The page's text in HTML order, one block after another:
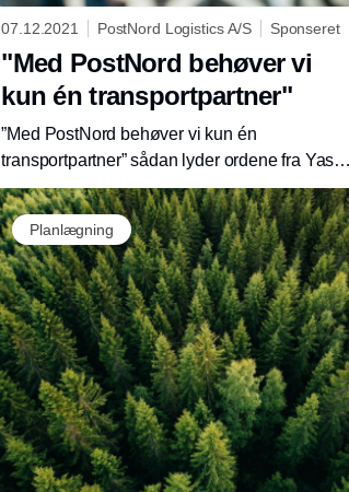
07.12.2021 PostNord Logistics A/S Sponseret
"Med PostNord behøver vi
kun én transportpartner"
”Med PostNord behøver vi kun én
transportpartner” sådan lyder ordene fra Yasin
Topcu Sales Manageren i Cleanstep, der for
nyligt blev kåret til Gazellevirksomhed af
Børsen for fjerde gang.
Annonce
Planlægning